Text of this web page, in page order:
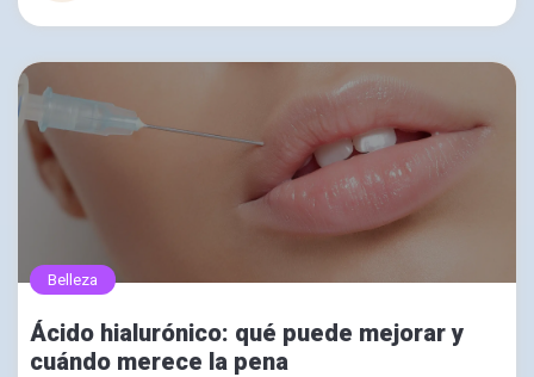
Belleza
Ácido hialurónico: qué puede mejorar y
cuándo merece la pena